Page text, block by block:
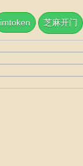
imtoken 芝麻开门